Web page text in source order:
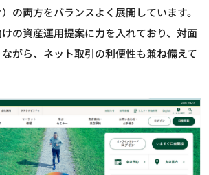
の両方をバランスよく展開しています。
の資産運用提案に力を入れており、対面
がら、ネット取引の利便性も兼ね備えて